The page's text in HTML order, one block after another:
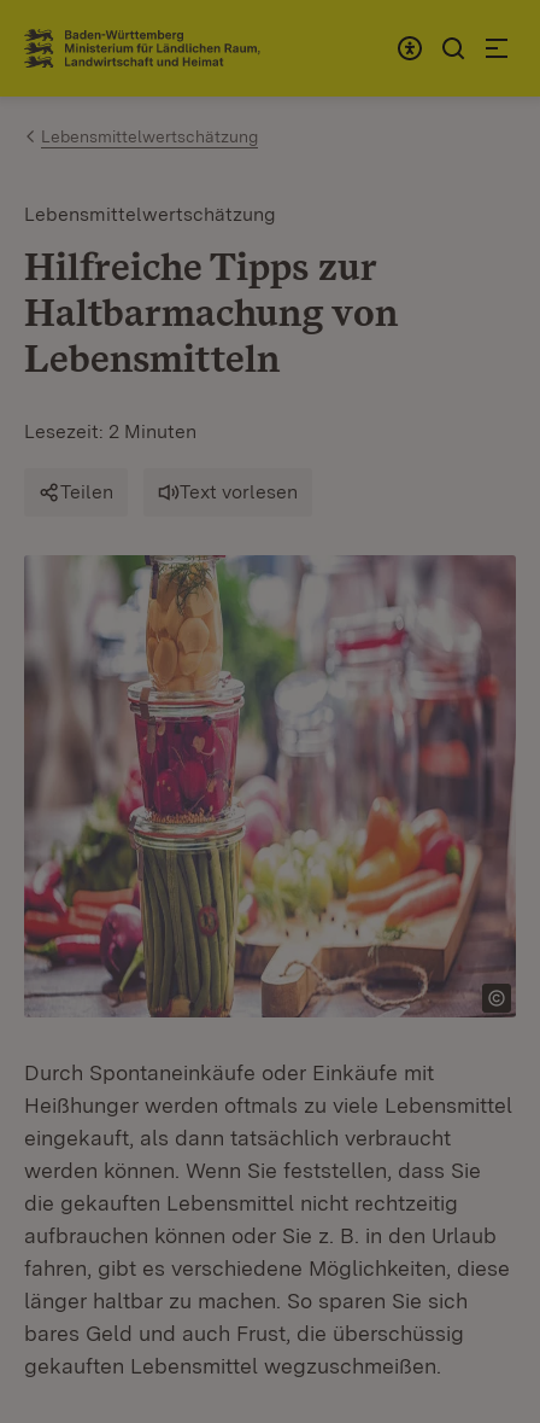
Zum Inhalt springen
Link zur Startseite
Lebensmittelwertschätzung
Lebensmittelwertschätzung
Hilfreiche Tipps zur
Haltbarmachung von
Lebensmitteln
Lesezeit: 2 Minuten
Teilen Text vorlesen
Durch Spontaneinkäufe oder Einkäufe mit
Heißhunger werden oftmals zu viele Lebensmittel
eingekauft, als dann tatsächlich verbraucht
werden können. Wenn Sie feststellen, dass Sie
die gekauften Lebensmittel nicht rechtzeitig
aufbrauchen können oder Sie z. B. in den Urlaub
fahren, gibt es verschiedene Möglichkeiten, diese
länger haltbar zu machen. So sparen Sie sich
bares Geld und auch Frust, die überschüssig
gekauften Lebensmittel wegzuschmeißen.